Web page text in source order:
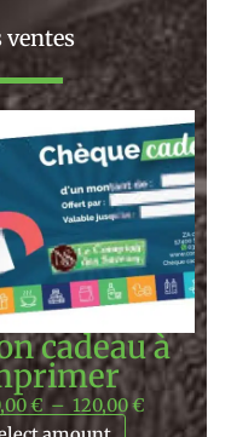
cadeau à
€ – 120,00€
Plage
de
prix :
130,00 €
à
120,00 €